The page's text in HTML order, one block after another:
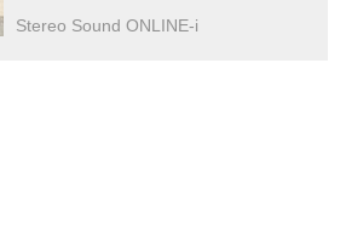
Stereo Sound ONLINE-i